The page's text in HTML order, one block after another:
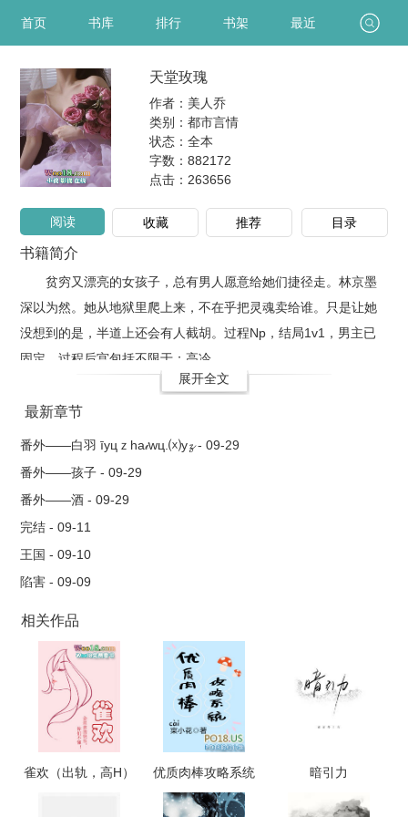
首页 书库 排行 书架 最近
天堂玫瑰
作者：美人乔
类别：都市言情
状态：全本
字数：882172
点击： 263656
阅读 收藏 推荐 目录
书籍简介
贫穷又漂亮的女孩子，总有男人愿意给她们捷径走。林京墨
深以为然。她从地狱里爬上来，不在乎把灵魂卖给谁。只是让她
没想到的是，半道上还会有人截胡。过程Np，结局1v1，男主已
固定。过程后宫包括不限于：高冷..
展开全文
最新章节
番外——白羽 īyцｚha𝒾wц.⒳y𝔃 - 09-29
番外——孩子 - 09-29
番外——酒 - 09-29
完结 - 09-11
王国 - 09-10
陷害 - 09-09
相关作品
雀欢（出轨，高H）
优质肉棒攻略系统
（np高辣文）
暗引力